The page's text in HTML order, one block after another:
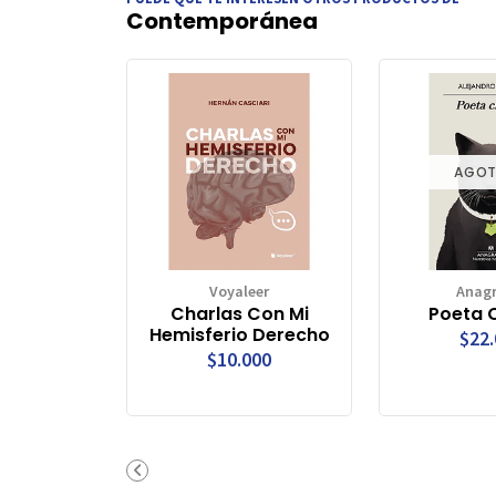
Contemporánea
Voyaleer
Charlas Con Mi
Hemisferio Derecho
$10.000
Poeta